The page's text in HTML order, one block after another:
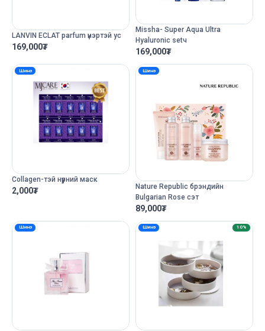
LANVIN ECLAT parfum үнэртэй ус
169,000₮
Missha- Super Aqua Ultra
Hyaluronic setч
169,000₮
Шинэ
Collagen-тэй нүүрний маск
2,000₮
Шинэ
Nature Republic брэндийн
Bulgarian Rose сэт
89,000₮
Шинэ Шинэ 10%